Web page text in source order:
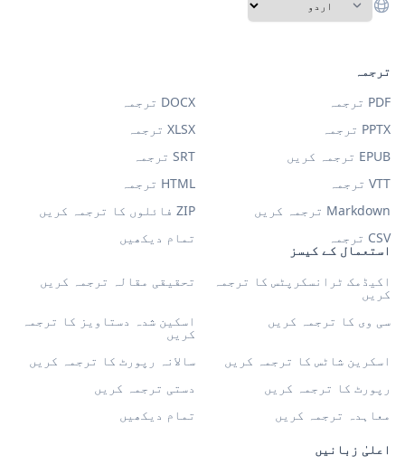
استعمال کے کیسز
اکیڈمک ٹرانسکرپٹس کا ترجمہ
کریں
تحقیقی مقالہ ترجمہ کریں
سی وی کا ترجمہ کریں اسکین شدہ دستاویز کا ترجمہ
کریں
اسکرین شاٹس کا ترجمہ کریں
سالانہ رپورٹ کا ترجمہ کریں
رپورٹ کا ترجمہ کریں
دستی ترجمہ کریں
معاہدہ ترجمہ کریں
تمام دیکھیں
اعلیٰ زبانیں
ترجمہ
PDF ترجمہ
DOCX ترجمہ
PPTX ترجمہ
XLSX ترجمہ
EPUB ترجمہ کریں
SRT ترجمہ
VTT ترجمہ
HTML ترجمہ
Markdown ترجمہ کریں
ZIP فائلوں کا ترجمہ کریں
CSV ترجمہ
تمام دیکھیں